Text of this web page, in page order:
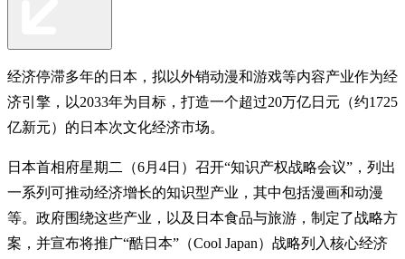
经济停滞多年的日本，拟以外销动漫和游戏等内容产业作为经
济引擎，以2033年为目标，打造一个超过20万亿日元（约1725
亿新元）的日本次文化经济市场。
日本首相府星期二（6月4日）召开“知识产权战略会议”，列出
一系列可推动经济增长的知识型产业，其中包括漫画和动漫
等。政府围绕这些产业，以及日本食品与旅游，制定了战略方
案，并宣布将推广“酷日本”（Cool Japan）战略列入核心经济